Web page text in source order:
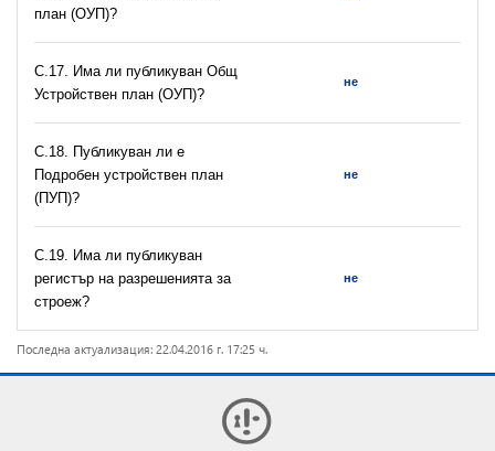
план (ОУП)?
С.17. Има ли публикуван Общ
Устройствен план (ОУП)?
не
С.18. Публикуван ли е
Подробен устройствен план
(ПУП)?
не
С.19. Има ли публикуван
регистър на разрешeнията за
строеж?
не
Последна актуализация: 22.04.2016 г. 17:25 ч.